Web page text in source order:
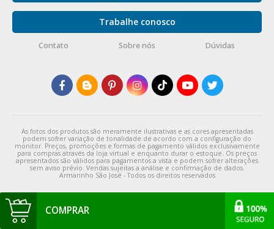
COMPRAR
Trabalhe conosco
Contato Sobre nós Dúvidas
As fotos dos produtos são meramente ilustrativas e as cores apresentadas
podem sofrer variação de tonalidade de acordo com a configuração do
monitor. Preços, promoções e formas de pagamento válidos exclusivamente
para compras através da loja virtual e enquanto durar o estoque. Os preços
apresentados são válidos para pagamentos a vista e podem sofrer alterações
sem aviso prévio. Vendas sujeitas a análise e confirmação de dados.
Armarinho São José - Todos os direitos reservados